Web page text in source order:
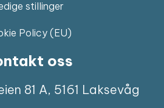
stillinger
Policy (EU)
oss
81 A, 5161 Laksevåg